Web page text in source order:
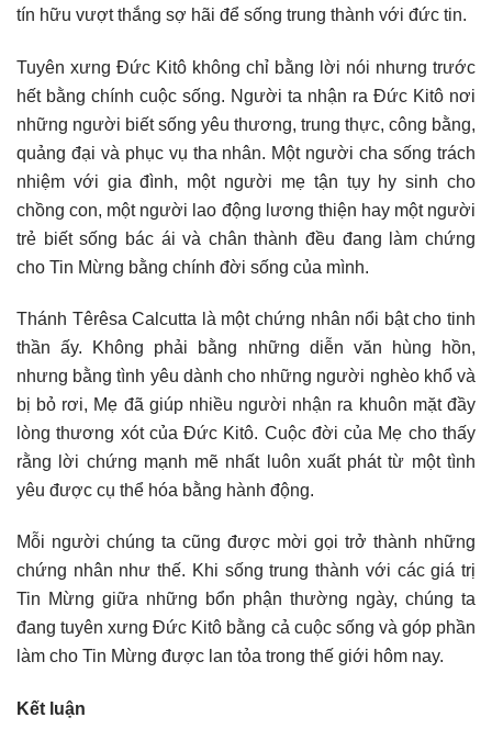
tín hữu vượt thắng sợ hãi để sống trung thành với đức tin.
Tuyên xưng Đức Kitô không chỉ bằng lời nói nhưng trước
hết bằng chính cuộc sống. Người ta nhận ra Đức Kitô nơi
những người biết sống yêu thương, trung thực, công bằng,
quảng đại và phục vụ tha nhân. Một người cha sống trách
nhiệm với gia đình, một người mẹ tận tụy hy sinh cho
chồng con, một người lao động lương thiện hay một người
trẻ biết sống bác ái và chân thành đều đang làm chứng
cho Tin Mừng bằng chính đời sống của mình.
Thánh Têrêsa Calcutta là một chứng nhân nổi bật cho tinh
thần ấy. Không phải bằng những diễn văn hùng hồn,
nhưng bằng tình yêu dành cho những người nghèo khổ và
bị bỏ rơi, Mẹ đã giúp nhiều người nhận ra khuôn mặt đầy
lòng thương xót của Đức Kitô. Cuộc đời của Mẹ cho thấy
rằng lời chứng mạnh mẽ nhất luôn xuất phát từ một tình
yêu được cụ thể hóa bằng hành động.
Mỗi người chúng ta cũng được mời gọi trở thành những
chứng nhân như thế. Khi sống trung thành với các giá trị
Tin Mừng giữa những bổn phận thường ngày, chúng ta
đang tuyên xưng Đức Kitô bằng cả cuộc sống và góp phần
làm cho Tin Mừng được lan tỏa trong thế giới hôm nay.
Kết luận